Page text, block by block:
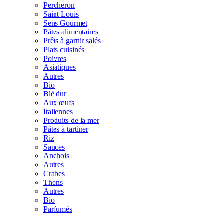
Percheron
Saint Louis
Sens Gourmet
Pâtes alimentaires
Prêts à garnir salés
Plats cuisinés
Poivres
Asiatiques
Autres
Bio
Blé dur
Aux œufs
Italiennes
Produits de la mer
Pâtes à tartiner
Riz
Sauces
Anchois
Autres
Crabes
Thons
Autres
Bio
Parfumés